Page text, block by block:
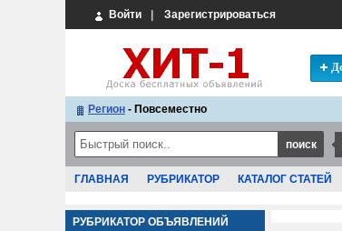
Войти Зарегистрироваться
Регион - Повсеместно
ГЛАВНАЯ РУБРИКАТОР КАТАЛОГ СТАТЕЙ
РУБРИКАТОР ОБЪЯВЛЕНИЙ